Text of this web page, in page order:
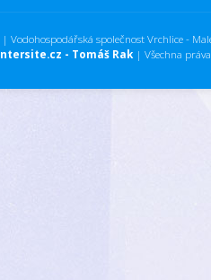
| Vodohospodářská společnost Vrchlice -
- Tomáš Rak | Všechna